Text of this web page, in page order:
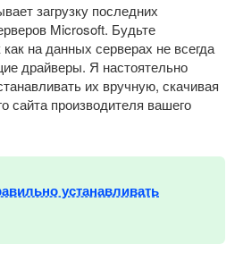
загрузку последних
Microsoft. Будьте
как на данных серверах не всегда
драйверы. Я настоятельно
их вручную, скачивая
сайта производителя вашего
устанавливать